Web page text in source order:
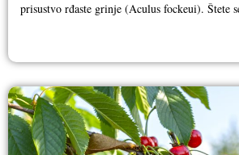
prisustvo rđaste grinje (Aculus fockeui). Štete